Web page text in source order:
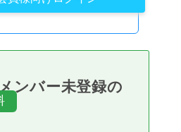
ンバー未登録の